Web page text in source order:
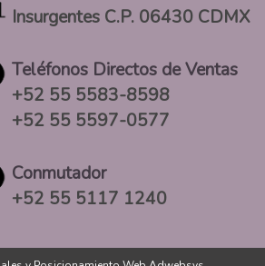
Insurgentes C.P. 06430 CDMX
Teléfonos Directos de Ventas
+52 55 5583-8598
+52 55 5597-0577
Conmutador
+52 55 5117 1240